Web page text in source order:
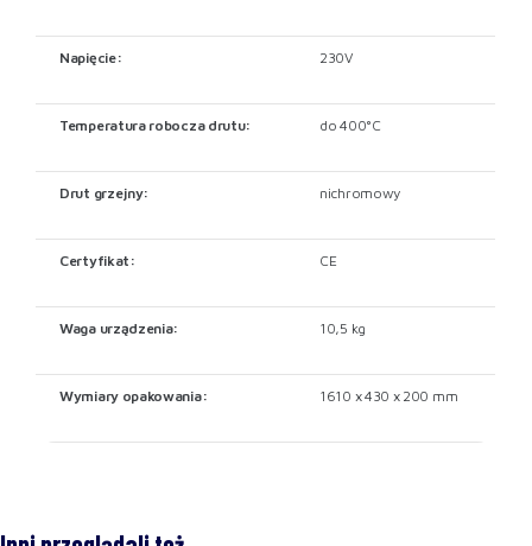
Napięcie: 230V
Temperatura robocza drutu: do 400°C
Drut grzejny: nichromowy
Certyfikat: CE
Waga urządzenia: 10,5 kg
Wymiary opakowania: 1610 x 430 x 200 mm